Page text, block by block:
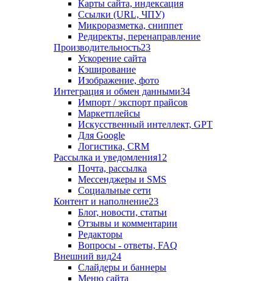
Карты сайта, индексация
Ссылки (URL, ЧПУ)
Микроразметка, сниппет
Редиректы, перенаправление
Производительность23
Ускорение сайта
Кэширование
Изображение, фото
Интеграция и обмен данными34
Импорт / экспорт прайсов
Маркетплейсы
Искусственный интеллект, GPT
Для Google
Логистика, CRM
Рассылка и уведомления12
Почта, рассылка
Мессенджеры и SMS
Социальные сети
Контент и наполнение23
Блог, новости, статьи
Отзывы и комментарии
Редакторы
Вопросы - ответы, FAQ
Внешний вид24
Слайдеры и баннеры
Меню сайта